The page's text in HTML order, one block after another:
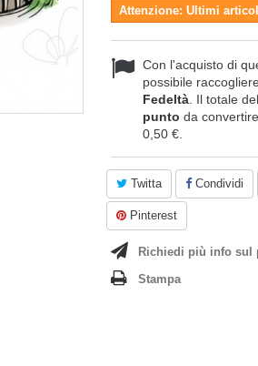
Attenzione: Ultimi
Con l'acquisto di
possibile
Fedeltà . Il totale
punto da
0,50 €
Twitta Condividi
Pinterest
Richiedi più info sul
Stampa